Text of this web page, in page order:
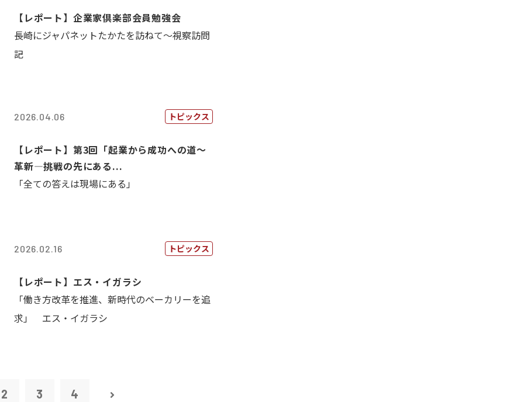
【レポート】企業家倶楽部会員勉強会
長崎にジャパネットたかたを訪ねて～視察訪問
記
2026.04.06 トピックス
【レポート】第3回「起業から成功への道～
革新―挑戦の先にある...
「全ての答えは現場にある」
2026.02.16 トピックス
【レポート】エス・イガラシ
「働き方改革を推進、新時代のベーカリーを追
求」 エス・イガラシ
2 3 4